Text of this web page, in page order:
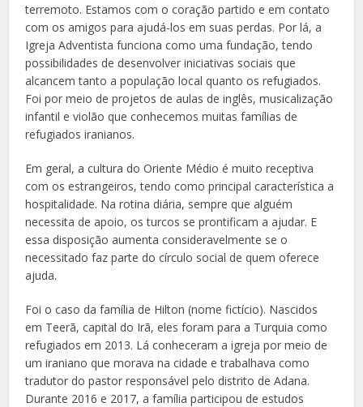
terremoto. Estamos com o coração partido e em contato
com os amigos para ajudá-los em suas perdas. Por lá, a
Igreja Adventista funciona como uma fundação, tendo
possibilidades de desenvolver iniciativas sociais que
alcancem tanto a população local quanto os refugiados.
Foi por meio de projetos de aulas de inglês, musicalização
infantil e violão que conhecemos muitas famílias de
refugiados iranianos.
Em geral, a cultura do Oriente Médio é muito receptiva
com os estrangeiros, tendo como principal característica a
hospitalidade. Na rotina diária, sempre que alguém
necessita de apoio, os turcos se prontificam a ajudar. E
essa disposição aumenta consideravelmente se o
necessitado faz parte do círculo social de quem oferece
ajuda.
Foi o caso da família de Hilton (nome fictício). Nascidos
em Teerã, capital do Irã, eles foram para a Turquia como
refugiados em 2013. Lá conheceram a igreja por meio de
um iraniano que morava na cidade e trabalhava como
tradutor do pastor responsável pelo distrito de Adana.
Durante 2016 e 2017, a família participou de estudos